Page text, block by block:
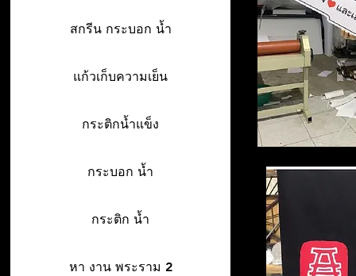
สกรีน กระบอก น้ำ
แก้วเก็บความเย็น
กระติกน้ำแข็ง
กระบอก น้ำ
กระติก น้ำ
หา งาน พระราม 2